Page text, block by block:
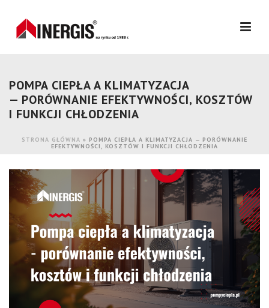
POMPA CIEPŁA A KLIMATYZACJA
— PORÓWNANIE EFEKTYWNOŚCI, KOSZTÓW
I FUNKCJI CHŁODZENIA
STRONA GŁÓWNA » POMPA CIEPŁA A KLIMATYZACJA — PORÓWNANIE
EFEKTYWNOŚCI, KOSZTÓW I FUNKCJI CHŁODZENIA